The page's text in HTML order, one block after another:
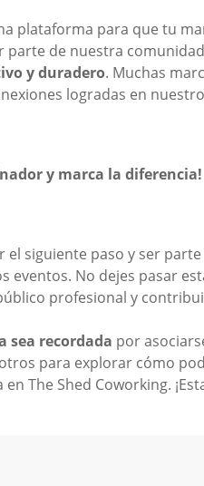
plataforma para que tu
parte de nuestra
y duradero. Muchas
logradas en
y marca la diferencia!
el siguiente paso y ser parte
eventos. No dejes pasar
profesional y
sea recordada por
para explorar cómo
The Shed Coworking.